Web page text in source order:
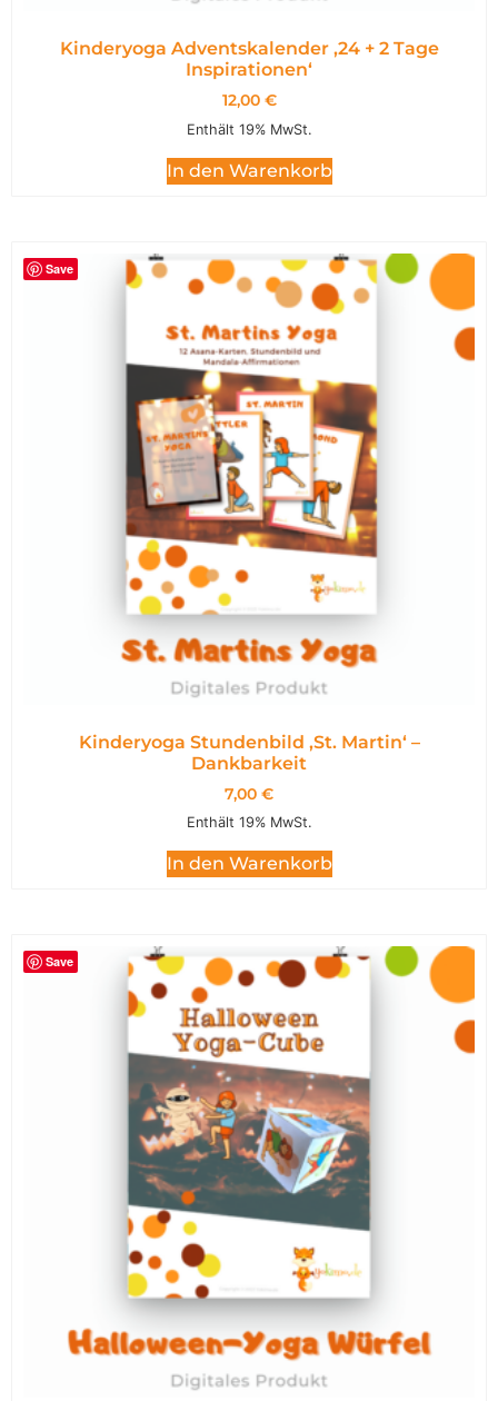
Kinderyoga Adventskalender ,24 + 2 Tage
Inspirationen‘
12,00 €
Enthält 19% MwSt.
In den Warenkorb
Save
Kinderyoga Stundenbild ,St. Martin‘ –
Dankbarkeit
7,00 €
Enthält 19% MwSt.
In den Warenkorb
Save